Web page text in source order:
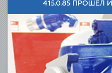
415.0.85 ПРОШЕЛ